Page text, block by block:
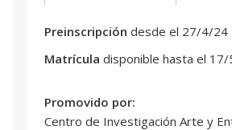
Preinscripción desde el 27/4/24
Matrícula disponible hasta el
Promovido por:
Centro de Investigación Arte y